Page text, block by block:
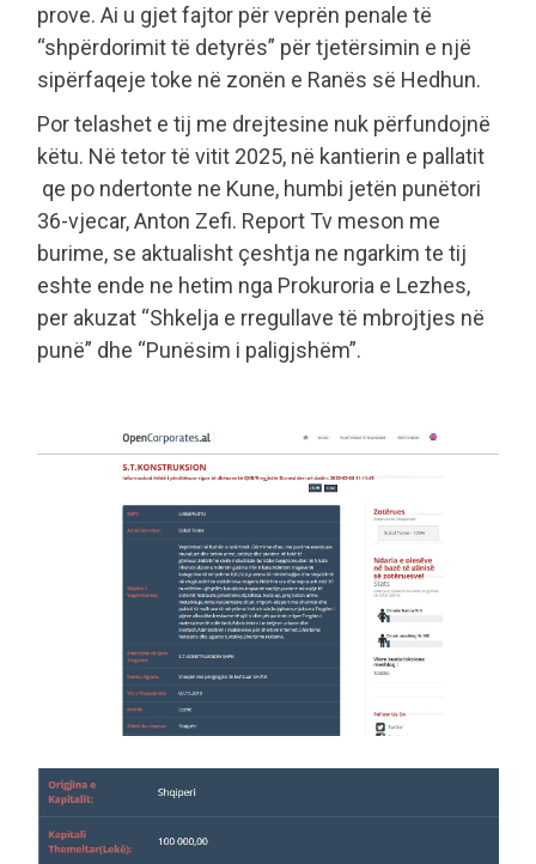
prove. Ai u gjet fajtor për veprën penale të
“shpërdorimit të detyrës” për tjetërsimin e një
sipërfaqeje toke në zonën e Ranës së Hedhun.
Por telashet e tij me drejtesine nuk përfundojnë
këtu. Në tetor të vitit 2025, në kantierin e pallatit
qe po ndertonte ne Kune, humbi jetën punëtori
36-vjecar, Anton Zefi. Report Tv meson me
burime, se aktualisht çeshtja ne ngarkim te tij
eshte ende ne hetim nga Prokuroria e Lezhes,
per akuzat “Shkelja e rregullave të mbrojtjes në
punë” dhe “Punësim i paligjshëm”.